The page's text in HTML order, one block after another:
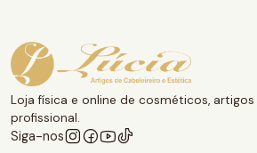
Loja física e online de cosméticos,
profissional.
Siga-nos